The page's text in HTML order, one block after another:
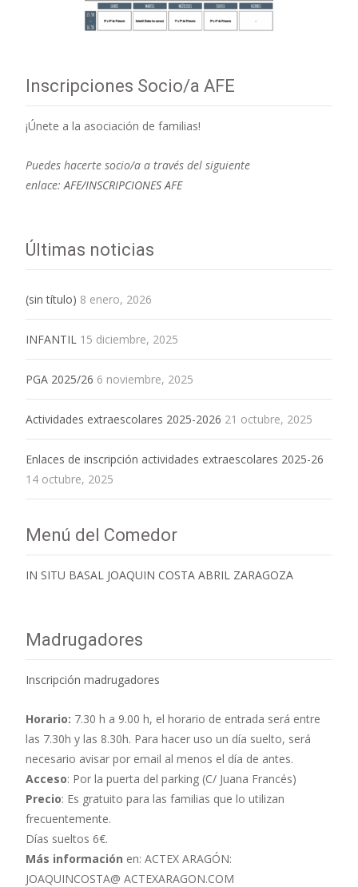
Inscripciones Socio/a AFE
¡Únete a la asociación de familias!
Puedes hacerte socio/a a través del siguiente
enlace: AFE/INSCRIPCIONES AFE
Últimas noticias
(sin título) 8 enero, 2026
INFANTIL 15 diciembre, 2025
PGA 2025/26 6 noviembre, 2025
Actividades extraescolares 2025-2026 21 octubre, 2025
Enlaces de inscripción actividades extraescolares 2025-26
14 octubre, 2025
Menú del Comedor
IN SITU BASAL JOAQUIN COSTA ABRIL ZARAGOZA
Madrugadores
Inscripción madrugadores
Horario: 7.30 h a 9.00 h, el horario de entrada será entre
las 7.30h y las 8.30h. Para hacer uso un día suelto, será
necesario avisar por email al menos el día de antes.
Acceso: Por la puerta del parking (C/ Juana Francés)
Precio: Es gratuito para las familias que lo utilizan
frecuentemente.
Días sueltos 6€.
Más información en: ACTEX ARAGÓN:
JOAQUINCOSTA@ ACTEXARAGON.COM